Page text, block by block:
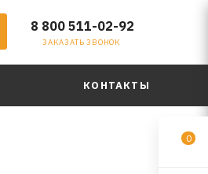
8 800 511-02-92
ЗАКАЗАТЬ ЗВОНОК
КОНТАКТЫ
0